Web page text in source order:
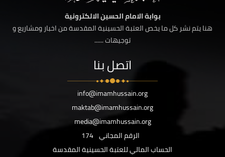
بوابة الامام الحسين الالكترونية
هنا يتم نشر كل ما يخص العتبة الحسينية المقدسة من اخبار ومشاريع و
توجيهات ......
اتصل بنا
info@imamhussain.org
maktab@imamhussain.org
media@imamhussain.org
الرقم المجاني 174
الحساب المالي للعتبة الحسينية المقدسة